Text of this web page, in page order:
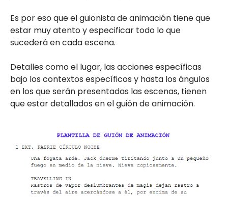
Es por eso que el guionista de animación tiene que
estar muy atento y especificar todo lo que
sucederá en cada escena.
Detalles como el lugar, las acciones específicas
bajo los contextos específicos y hasta los ángulos
en los que serán presentadas las escenas, tienen
que estar detallados en el guión de animación.